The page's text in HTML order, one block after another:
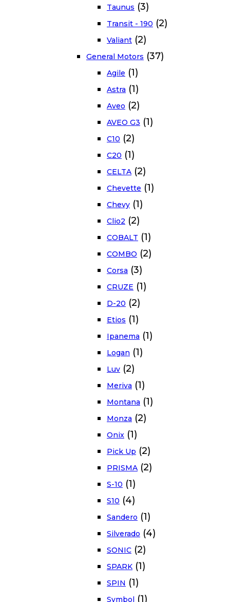
Taunus (3)
Transit - 190 (2)
Valiant (2)
General Motors (37)
Agile (1)
Astra (1)
Aveo (2)
AVEO G3 (1)
C10 (2)
C20 (1)
CELTA (2)
Chevette (1)
Chevy (1)
Clio2 (2)
COBALT (1)
COMBO (2)
Corsa (3)
CRUZE (1)
D-20 (2)
Etios (1)
Ipanema (1)
Logan (1)
Luv (2)
Meriva (1)
Montana (1)
Monza (2)
Onix (1)
Pick Up (2)
PRISMA (2)
S-10 (1)
S10 (4)
Sandero (1)
Silverado (4)
SONIC (2)
SPARK (1)
SPIN (1)
Symbol (1)